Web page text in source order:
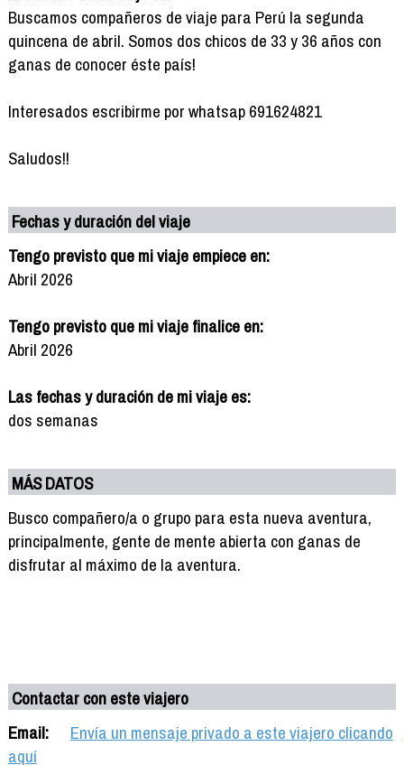
Buscamos compañeros de viaje para Perú la segunda
quincena de abril. Somos dos chicos de 33 y 36 años con
ganas de conocer éste país!
Interesados escribirme por whatsap 691624821
Saludos!!
Fechas y duración del viaje
Tengo previsto que mi viaje empiece en:
Abril 2026
Tengo previsto que mi viaje finalice en:
Abril 2026
Las fechas y duración de mi viaje es:
dos semanas
MÁS DATOS
Busco compañero/a o grupo para esta nueva aventura,
principalmente, gente de mente abierta con ganas de
disfrutar al máximo de la aventura.
Contactar con este viajero
Email:
Envía un mensaje privado a este viajero clicando
aquí